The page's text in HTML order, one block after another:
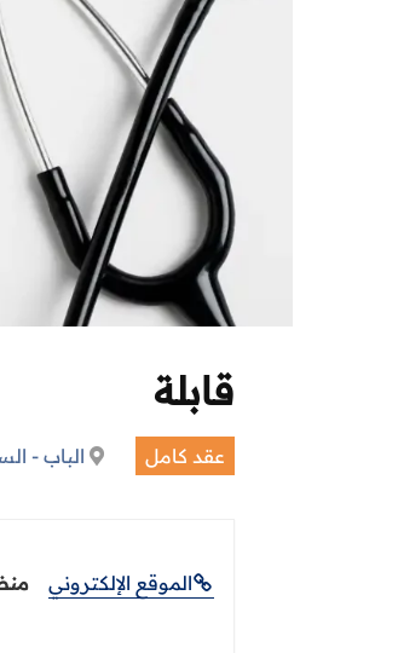
قابلة
عقد كامل الباب -
الموقع الإلكتروني